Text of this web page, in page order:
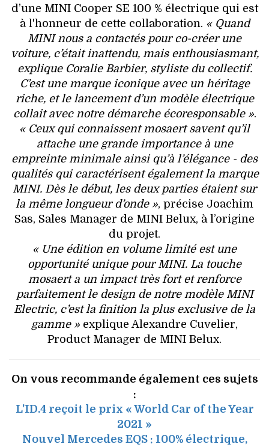
d’une MINI Cooper SE 100 % électrique qui est
à l'honneur de cette collaboration. « Quand
MINI nous a contactés pour co-créer une
voiture, c’était inattendu, mais enthousiasmant,
explique Coralie Barbier, styliste du collectif.
C’est une marque iconique avec un héritage
riche, et le lancement d’un modèle électrique
collait avec notre démarche écoresponsable ».
« Ceux qui connaissent mosaert savent qu’il
attache une grande importance à une
empreinte minimale ainsi qu’à l’élégance - des
qualités qui caractérisent également la marque
MINI. Dès le début, les deux parties étaient sur
la même longueur d’onde », précise Joachim
Sas, Sales Manager de MINI Belux, à l’origine
du projet.
« Une édition en volume limité est une
opportunité unique pour MINI. La touche
mosaert a un impact très fort et renforce
parfaitement le design de notre modèle MINI
Electric, c’est la finition la plus exclusive de la
gamme » explique Alexandre Cuvelier,
Product Manager de MINI Belux.
On vous recommande également ces sujets
:
L'ID.4 reçoit le prix « World Car of the Year
2021 »
Nouvel Mercedes EQS : 100% électrique,